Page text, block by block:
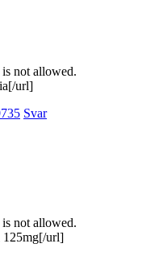
not allowed.
url]
Svar
not allowed.
125mg[/url]